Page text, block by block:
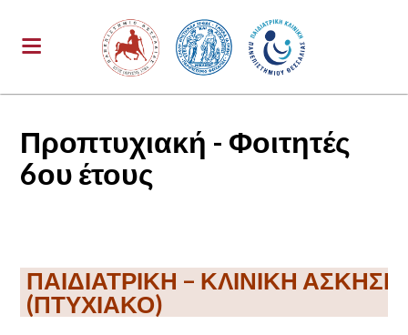
Προπτυχιακή - Φοιτητές
6ου έτους
ΠΑΙΔΙΑΤΡΙΚΗ – ΚΛΙΝΙΚΗ ΑΣΚΗΣΗ
(ΠΤΥΧΙΑΚΟ)